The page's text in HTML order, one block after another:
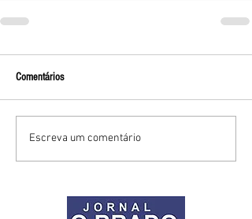
Comentários
Escreva um comentário